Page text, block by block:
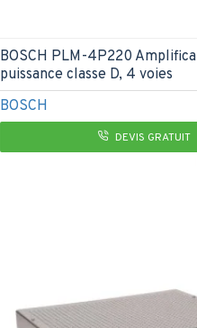
BOSCH
BOSCH PLM-4P220
puissance classe D, 4 voies
DEVIS GRATUIT